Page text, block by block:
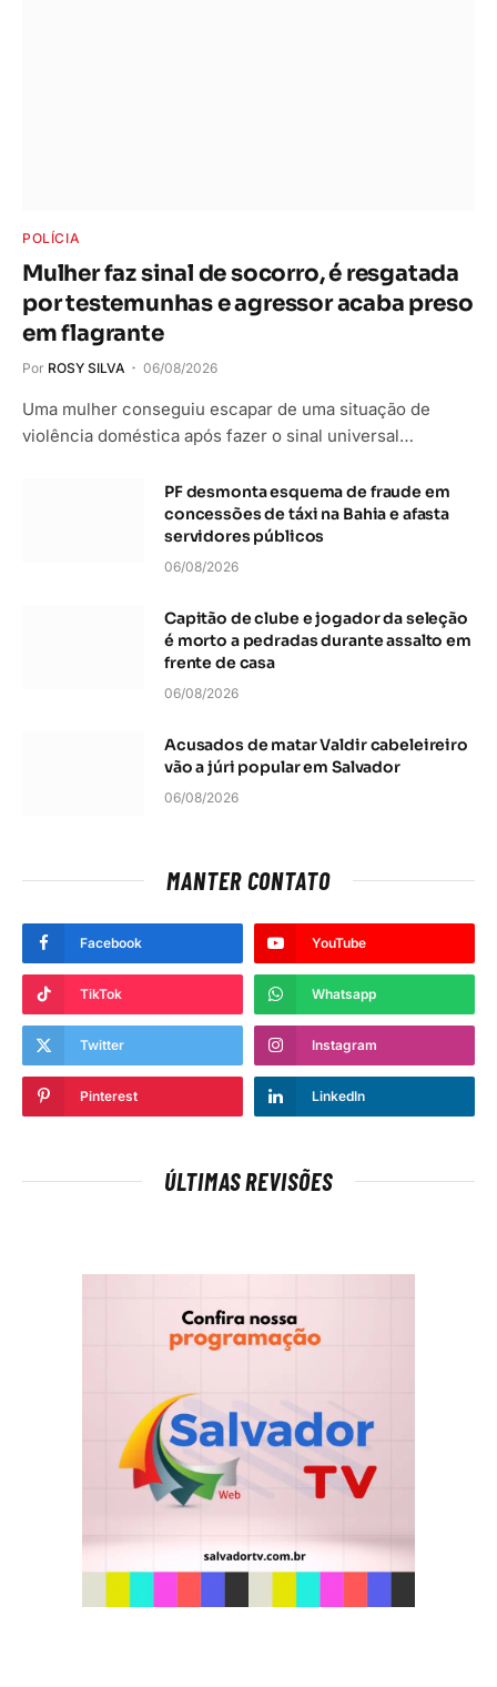
POLÍCIA
Mulher faz sinal de socorro, é resgatada
por testemunhas e agressor acaba preso
em flagrante
Por ROSY SILVA 06/08/2026
Uma mulher conseguiu escapar de uma situação de
violência doméstica após fazer o sinal universal…
PF desmonta esquema de fraude em
concessões de táxi na Bahia e afasta
servidores públicos
06/08/2026
Capitão de clube e jogador da seleção
é morto a pedradas durante assalto em
frente de casa
06/08/2026
Acusados de matar Valdir cabeleireiro
vão a júri popular em Salvador
06/08/2026
MANTER CONTATO
Facebook YouTube
TikTok Whatsapp
Twitter Instagram
Pinterest LinkedIn
ÚLTIMAS REVISÕES